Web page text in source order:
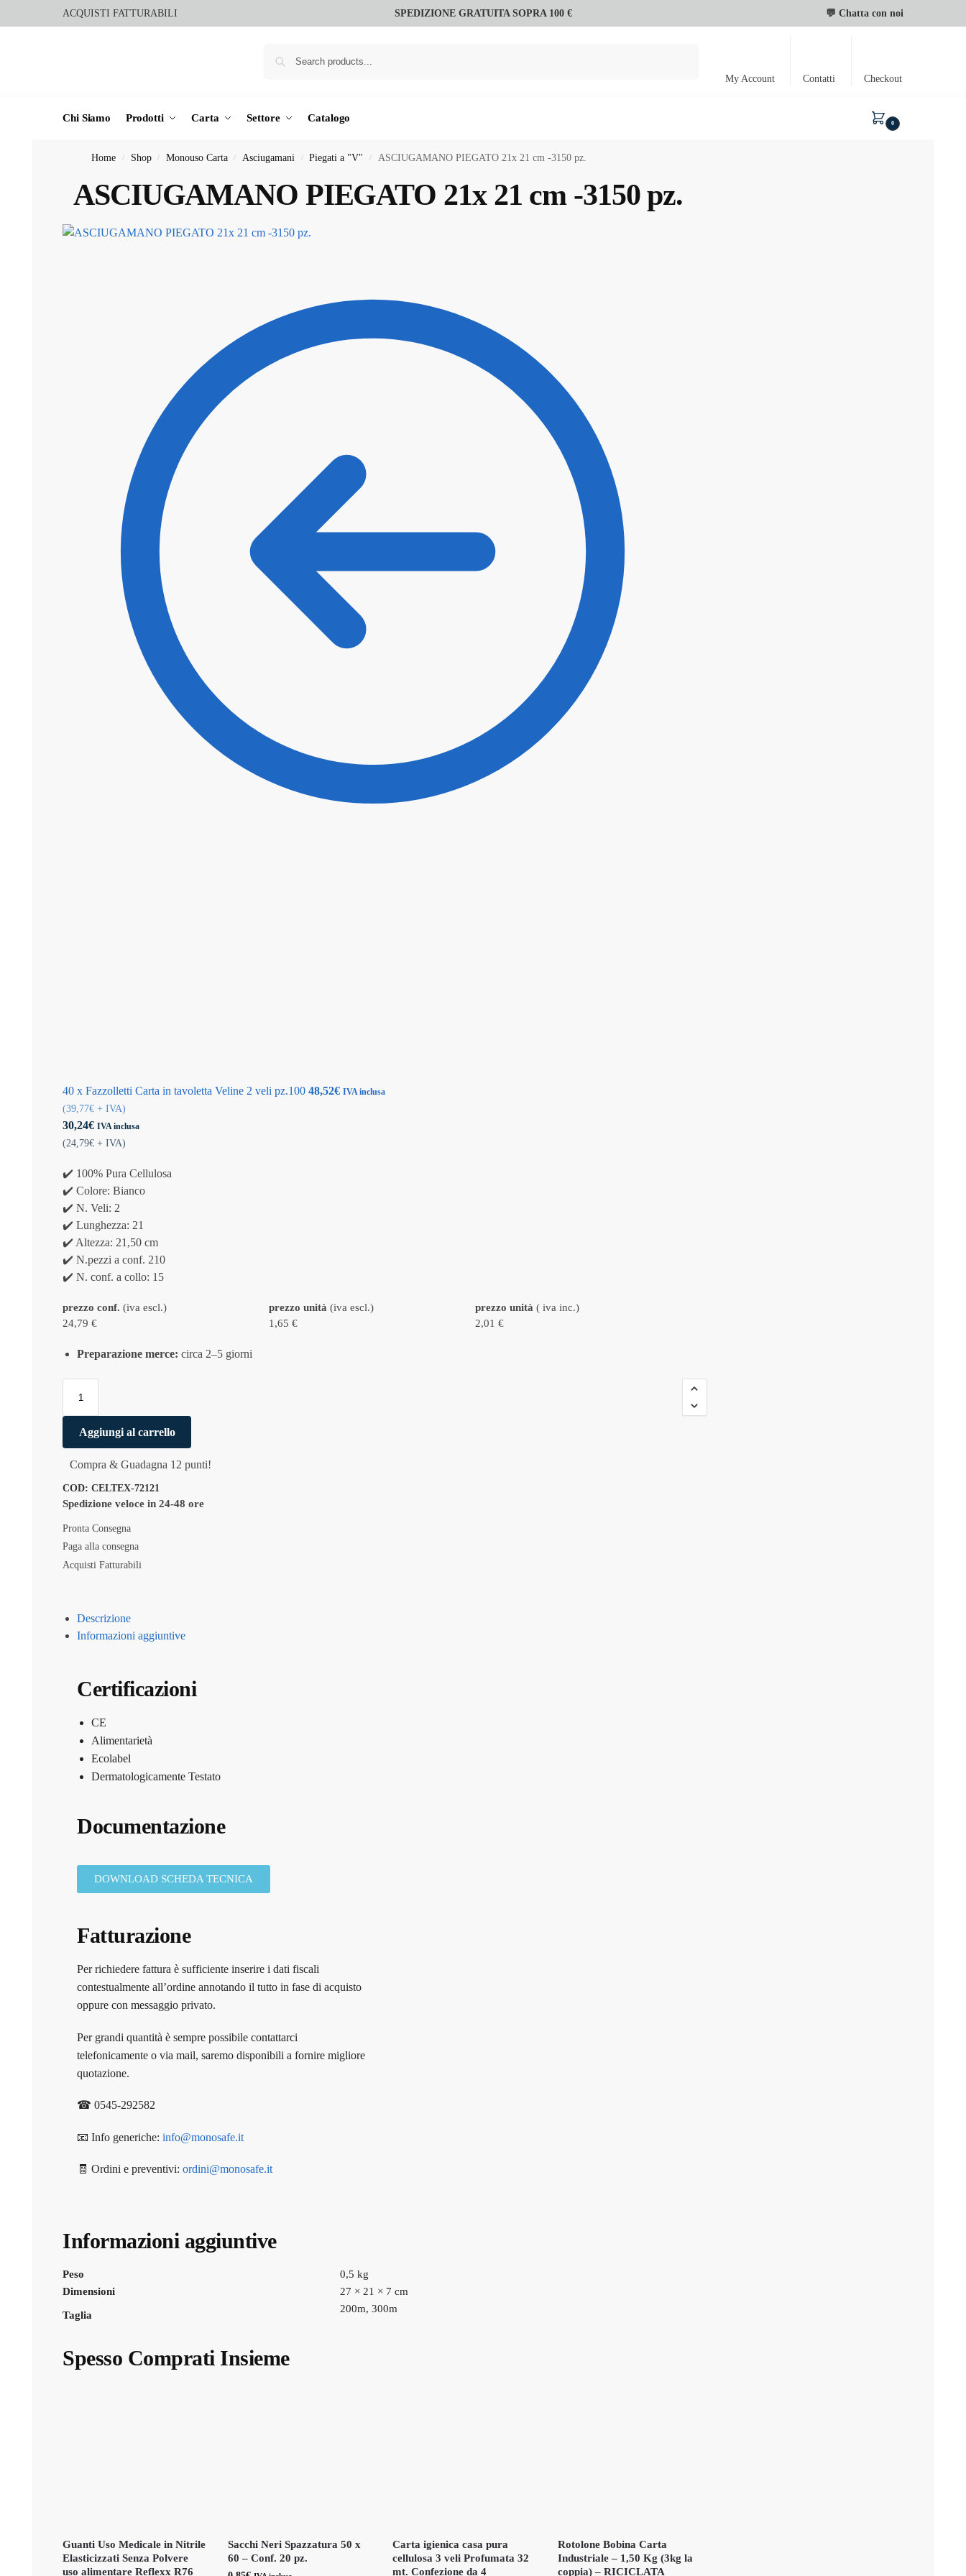
ACQUISTI FATTURABILI SPEDIZIONE GRATUITA SOPRA 100 € 💬 Chatta con noi
My Account Contatti Checkout
Chi Siamo Prodotti Carta Settore Catalogo 0
Home / Shop / Monouso Carta / Asciugamani / Piegati a "V" / ASCIUGAMANO PIEGATO 21x 21 cm -3150 pz.
ASCIUGAMANO PIEGATO 21x 21 cm -3150 pz.
40 x Fazzolletti Carta in tavoletta Veline 2 veli pz.100 48,52€ IVA inclusa
(39,77€ + IVA)
30,24€ IVA inclusa
(24,79€ + IVA)
✔️ 100% Pura Cellulosa
✔️ Colore: Bianco
✔️ N. Veli: 2
✔️ Lunghezza: 21
✔️ Altezza: 21,50 cm
✔️ N.pezzi a conf. 210
✔️ N. conf. a collo: 15
prezzo conf. (iva escl.) prezzo unità (iva escl.) prezzo unità ( iva inc.)
24,79 €
1,65 € 2,01 €
Preparazione merce: circa 2–5 giorni
Aggiungi al carrello
Compra & Guadagna 12 punti!
COD: CELTEX-72121
Spedizione veloce in 24-48 ore
Pronta Consegna
Paga alla consegna
Acquisti Fatturabili
Descrizione
Informazioni aggiuntive
Certificazioni
CE
Alimentarietà
Ecolabel
Dermatologicamente Testato
Documentazione
DOWNLOAD SCHEDA TECNICA
Fatturazione
Per richiedere fattura è sufficiente inserire i dati fiscali
contestualmente all’ordine annotando il tutto in fase di acquisto
oppure con messaggio privato.
Per grandi quantità è sempre possibile contattarci
telefonicamente o via mail, saremo disponibili a fornire migliore
quotazione.
☎ 0545-292582
📧 Info generiche: info@monosafe.it
🧾 Ordini e preventivi: ordini@monosafe.it
Informazioni aggiuntive
Peso
0,5 kg
Dimensioni
27 × 21 × 7 cm
Taglia
200m, 300m
Spesso Comprati Insieme
Guanti Uso Medicale in Nitrile
Elasticizzati Senza Polvere
uso alimentare Reflexx R76
Sacchi Neri Spazzatura 50 x
60 – Conf. 20 pz.
Carta igienica casa pura
cellulosa 3 veli Profumata 32
mt. Confezione da 4
Rotolone Bobina Carta
Industriale – 1,50 Kg (3kg la
coppia) – RICICLATA